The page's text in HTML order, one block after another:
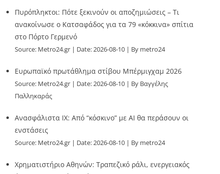
Πυρόπληκτοι: Πότε ξεκινούν οι αποζημιώσεις – Τι
ανακοίνωσε ο Κατσαφάδος για τα 79 «κόκκινα» σπίτια
στο Πόρτο Γερμενό
Source: Metro24.gr Date: 2026-08-10 By metro24
Ευρωπαϊκό πρωτάθλημα στίβου Μπέρμιγχαμ 2026
Source: Metro24.gr Date: 2026-08-10
By Βαγγέλης
Παλληκαράς
Ανασφάλιστα ΙΧ: Από “κόσκινο” με AI θα περάσουν οι
ενστάσεις
Source: Metro24.gr Date: 2026-08-10 By metro24
Χρηματιστήριο Αθηνών: Τραπεζικό ράλι, ενεργειακός